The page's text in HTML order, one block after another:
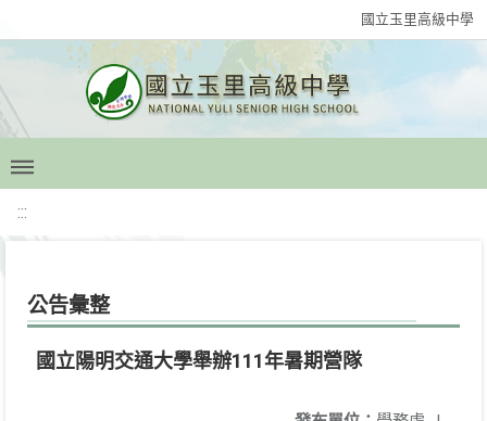
國立玉里高級中學
:::
公告彙整
國立陽明交通大學舉辦111年暑期營隊